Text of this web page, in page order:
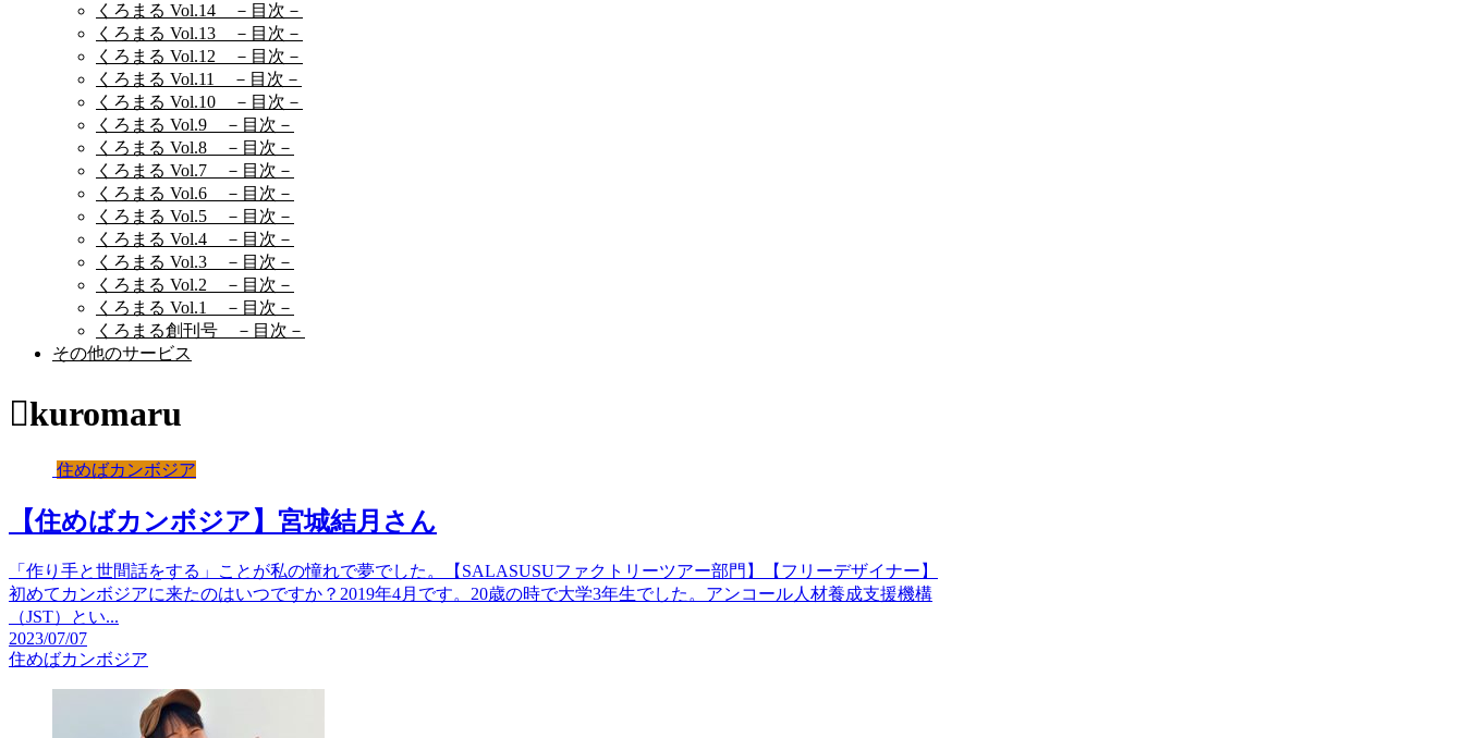
くろまる Vol.14 －目次－
くろまる Vol.13 －目次－
くろまる Vol.12 －目次－
くろまる Vol.11 －目次－
くろまる Vol.10 －目次－
くろまる Vol.9 －目次－
くろまる Vol.8 －目次－
くろまる Vol.7 －目次－
くろまる Vol.6 －目次－
くろまる Vol.5 －目次－
くろまる Vol.4 －目次－
くろまる Vol.3 －目次－
くろまる Vol.2 －目次－
くろまる Vol.1 －目次－
くろまる創刊号 －目次－
その他のサービス
kuromaru
住めばカンボジア
【住めばカンボジア】宮城結月さん
「作り手と世間話をする」ことが私の憧れで夢でした。【SALASUSUファクトリーツアー部門】【フリーデザイナー】
初めてカンボジアに来たのはいつですか？2019年4月です。20歳の時で大学3年生でした。アンコール人材養成支援機構
（JST）とい...
2023/07/07
住めばカンボジア